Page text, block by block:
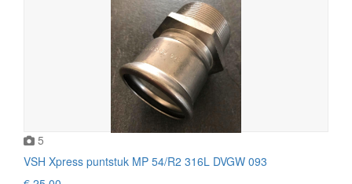
5
VSH Xpress puntstuk MP 54/R2 316L DVGW 093